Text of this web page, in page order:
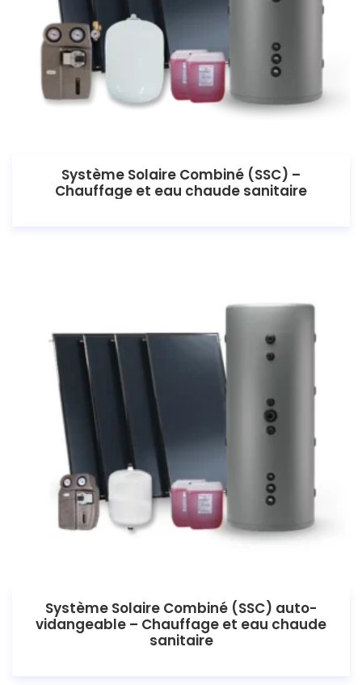
Système Solaire Combiné (SSC) –
Chauffage et eau chaude sanitaire
Système Solaire Combiné (SSC) auto-
vidangeable – Chauffage et eau chaude
sanitaire